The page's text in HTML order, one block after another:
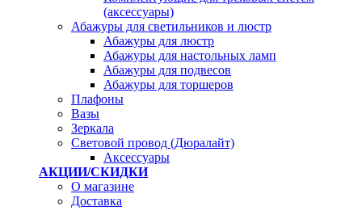
(аксессуары)
Абажуры для светильников и люстр
Абажуры для люстр
Абажуры для настольных ламп
Абажуры для подвесов
Абажуры для торшеров
Плафоны
Вазы
Зеркала
Световой провод (Дюралайт)
Аксессуары
АКЦИИ/СКИДКИ
О магазине
Доставка